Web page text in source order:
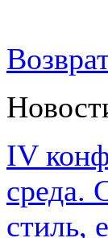
IV
среда.
стиль,